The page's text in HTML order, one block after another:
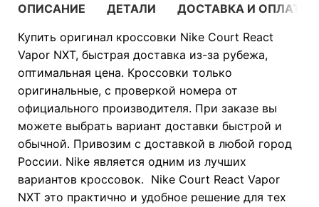
ОПИСАНИЕ ДЕТАЛИ
ДОСТАВКА И ОПЛАТА
Купить оригинал кроссовки Nike Court React
Vapor NXT, быстрая доставка из-за рубежа,
оптимальная цена. Кроссовки только
оригинальные, с проверкой номера от
официального производителя. При заказе вы
можете выбрать вариант доставки быстрой и
обычной. Привозим с доставкой в любой город
России. Nike является одним из лучших
вариантов кроссовок. Nike Court React Vapor
NXT это практично и удобное решение для тех